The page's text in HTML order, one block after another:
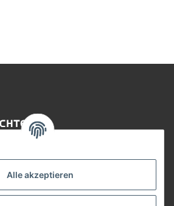
Alle akzeptieren